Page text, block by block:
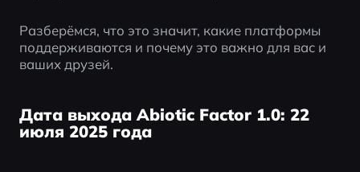
Разберёмся, что это значит, какие платформы
поддерживаются и почему это важно для вас и
ваших друзей.
Дата выхода Abiotic Factor 1.0: 22
июля 2025 года